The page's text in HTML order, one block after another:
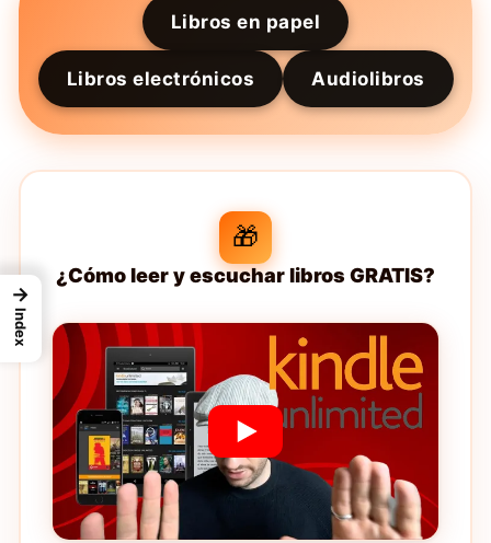
Libros en papel
Libros electrónicos Audiolibros
🎁
¿Cómo leer y escuchar libros GRATIS?
→
Index